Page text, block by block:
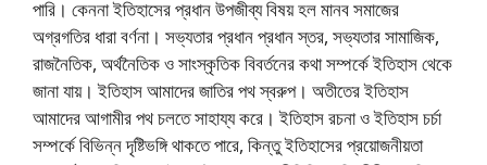
পারি। কেননা ইতিহাসের প্রধান উপজীব্য বিষয় হল মানব সমাজের
অগ্রগতির ধারা বর্ণনা। সভ্যতার প্রধান প্রধান স্তর, সভ্যতার সামাজিক,
রাজনৈতিক, অর্থনৈতিক ও সাংস্কৃতিক বিবর্তনের কথা সম্পর্কে ইতিহাস থেকে
জানা যায়। ইতিহাস আমাদের জাতির পথ স্বরুপ। অতীতের ইতিহাস
আমাদের আগামীর পথ চলতে সাহায্য করে। ইতিহাস রচনা ও ইতিহাস চর্চা
সম্পর্কে বিভিন্ন দৃষ্টিভঙ্গি থাকতে পারে, কিন্তু ইতিহাসের প্রয়ােজনীয়তা